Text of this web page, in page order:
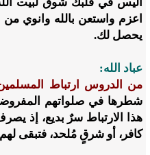
اعزم واستعن بالله وانوي
يحصل لك.
عباد الله:
من الدروس ارتباط المسلمين
شطرها في صلواتهم
هذا الارتباط سرٌ بديع، إذ
كافر، أو شرقٍ مُلحد، فتبقى